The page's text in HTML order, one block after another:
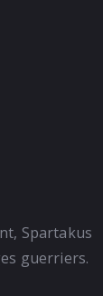
Spartakus
guerriers.